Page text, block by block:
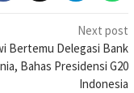
Next post
Bertemu Delegasi Bank
Bahas Presidensi G20
Indonesia